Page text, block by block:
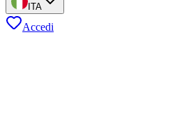
ITA
Accedi